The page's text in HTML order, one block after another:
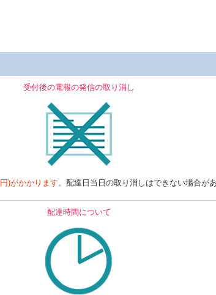
受付後の電報の発信の取り消し
)がかかります。 配達日当日の取り消しはできない場合があ
配達時間について